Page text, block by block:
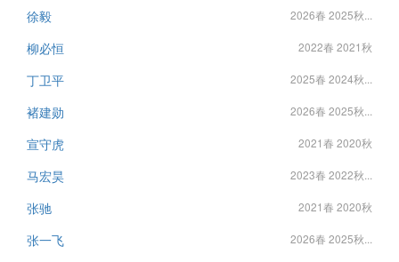
徐毅 2026春 2025秋...
柳必恒 2022春 2021秋
丁卫平 2025春 2024秋...
褚建勋 2026春 2025秋...
宣守虎 2021春 2020秋
马宏昊 2023春 2022秋...
张驰 2021春 2020秋
张一飞 2026春 2025秋...